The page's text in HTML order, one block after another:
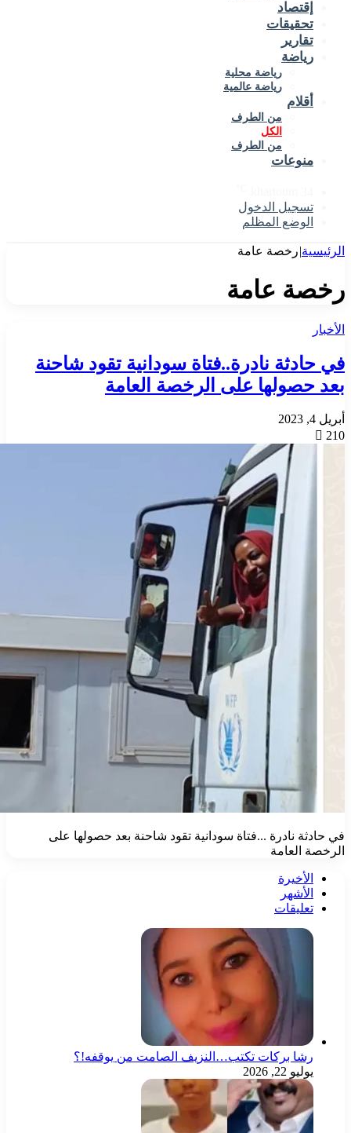
تحقيقات
رياضة محلية
رياضة عالمية
من الطرف
من الطرف
منوعات
تسجيل الدخول
الوضع المظلم
| رخصة عامة
عامة
نادرة..فتاة سودانية تقود شاحنة
على الرخصة العامة
نادرة ...فتاة سودانية تقود شاحنة بعد حصولها على
العامة
الأخيرة
الأشهر
تعليقات
رشا بركات تكتب…النزيف الصامت من يوقفه!؟